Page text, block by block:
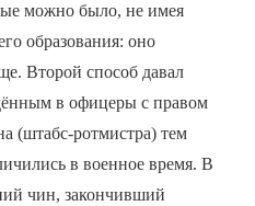
можно было, не имея
образования: оно
Второй способ давал
в офицеры с правом
(штабс-ротмистра) тем
в военное время. В
чин, закончивший